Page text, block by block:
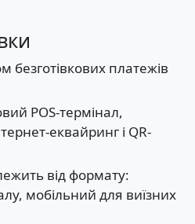
платежів
POS-термінал,
еквайринг і QR-
від формату:
мобільний для виїзних